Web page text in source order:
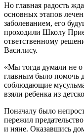
Но главная радость
основных этапов
заболеванием, его
проходили Школу
ответственному
Василису.
«Мы тогда думали не
главным было помочь
соблюдающие
взяли ребенка из
Поначалу было
пережил
и няне. Оказавшись